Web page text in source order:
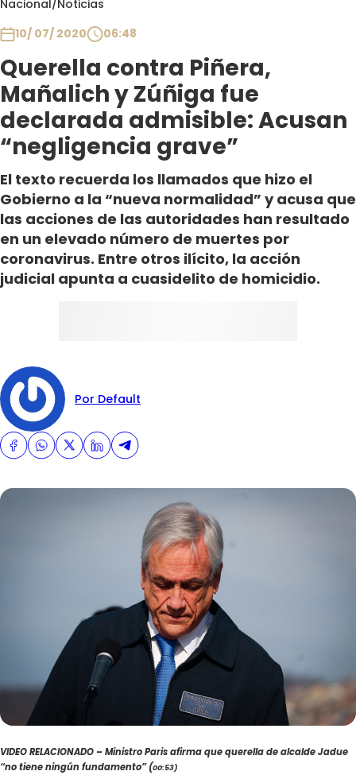
Nacional/Noticias
10/ 07/ 2020
06:48
Querella contra Piñera,
Mañalich y Zúñiga fue
declarada admisible: Acusan
“negligencia grave”
El texto recuerda los llamados que hizo el
Gobierno a la “nueva normalidad” y acusa que
las acciones de las autoridades han resultado
en un elevado número de muertes por
coronavirus. Entre otros ilícito, la acción
judicial apunta a cuasidelito de homicidio.
Por Default
VIDEO RELACIONADO – Ministro Paris afirma que querella de alcalde Jadue
“no tiene ningún fundamento” (00:53)
Club De La Comedia
Contigo en Directo
Plan Perfecto
El Tiempo
Sabingo
Todos Los Programas